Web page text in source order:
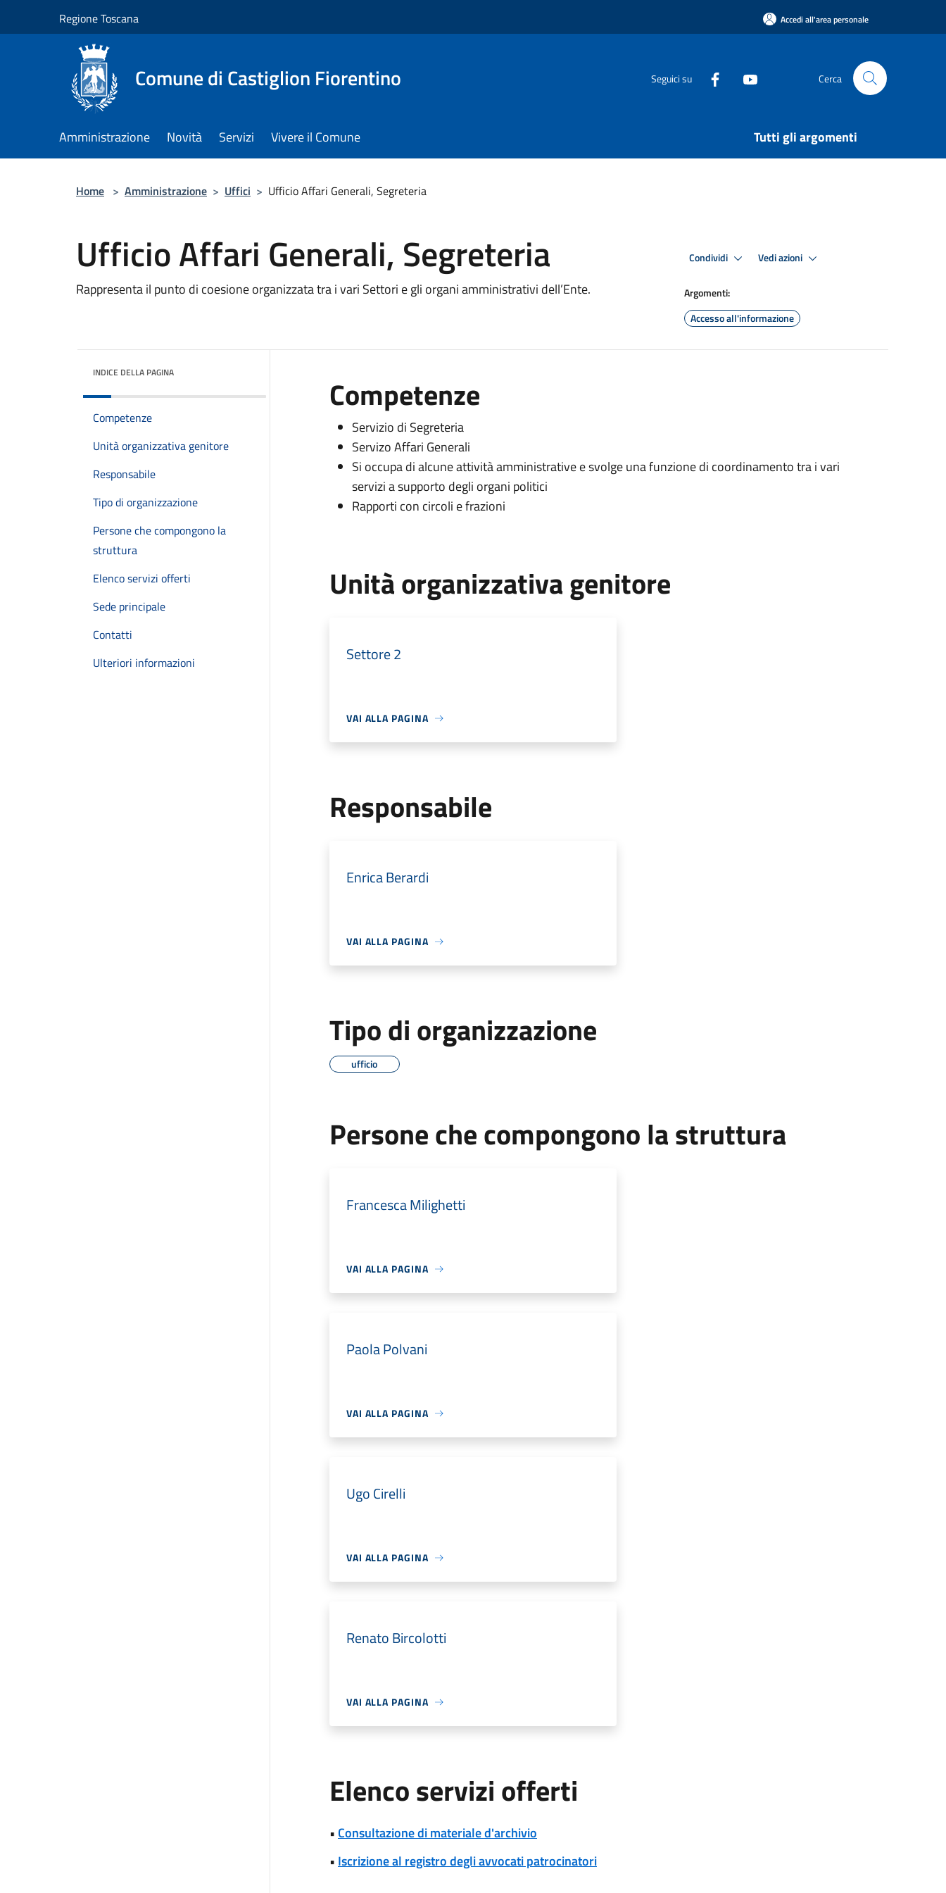
Regione Toscana Accedi all'area personale
Comune di Castiglion Fiorentino Seguici su Cerca
Amministrazione Novità Servizi Vivere il Comune Tutti gli argomenti
Home > Amministrazione > Uffici > Ufficio Affari Generali, Segreteria
Ufficio Affari Generali, Segreteria
Rappresenta il punto di coesione organizzata tra i vari Settori e gli organi amministrativi dell’Ente.
Condividi Vedi azioni
Argomenti:
Accesso all'informazione
INDICE DELLA PAGINA
Competenze
Unità organizzativa genitore
Responsabile
Tipo di organizzazione
Persone che compongono la
struttura
Elenco servizi offerti
Sede principale
Contatti
Ulteriori informazioni
Competenze
Servizio di Segreteria
Servizo Affari Generali
Si occupa di alcune attività amministrative e svolge una funzione di coordinamento tra i vari
servizi a supporto degli organi politici
Rapporti con circoli e frazioni
Unità organizzativa genitore
Settore 2
VAI ALLA PAGINA
Responsabile
Enrica Berardi
VAI ALLA PAGINA
Tipo di organizzazione
ufficio
Persone che compongono la struttura
Francesca Milighetti
VAI ALLA PAGINA
Paola Polvani
VAI ALLA PAGINA
Ugo Cirelli
VAI ALLA PAGINA
Renato Bircolotti
VAI ALLA PAGINA
Elenco servizi offerti
• Consultazione di materiale d'archivio
• Iscrizione al registro degli avvocati patrocinatori